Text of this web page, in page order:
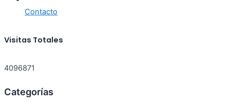
Contacto
Visitas Totales
4096871
Categorías